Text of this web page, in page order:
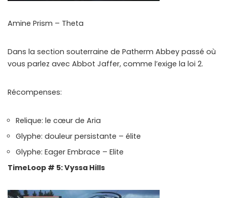
Amine Prism – Theta
Dans la section souterraine de Patherm Abbey passé où
vous parlez avec Abbot Jaffer, comme l’exige la loi 2.
Récompenses:
Relique: le cœur de Aria
Glyphe: douleur persistante – élite
Glyphe: Eager Embrace – Elite
TimeLoop # 5: Vyssa Hills